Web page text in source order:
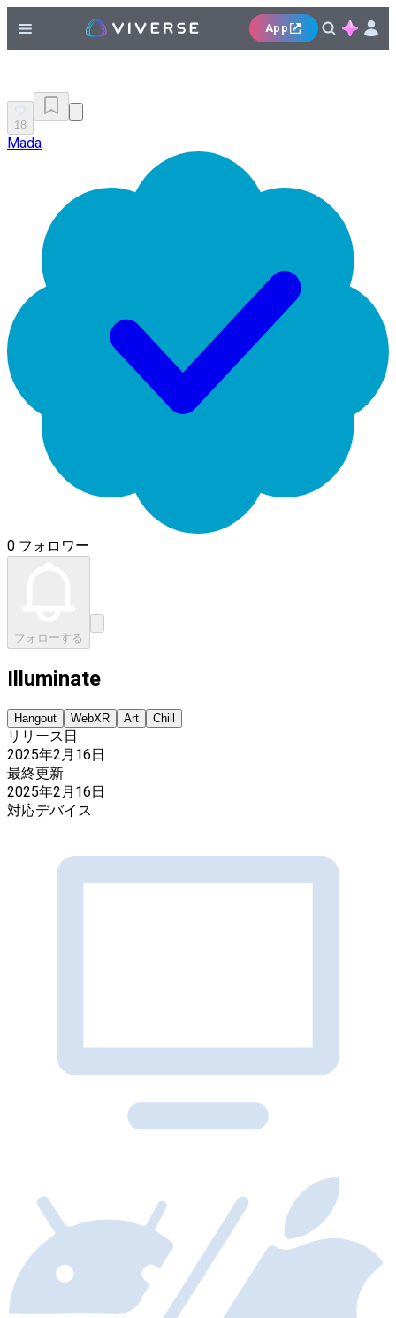
App
18
Mada
0 フォロワー
フォローする
Illuminate
Hangout WebXR Art Chill
リリース日
2025年2月16日
最終更新
2025年2月16日
対応デバイス